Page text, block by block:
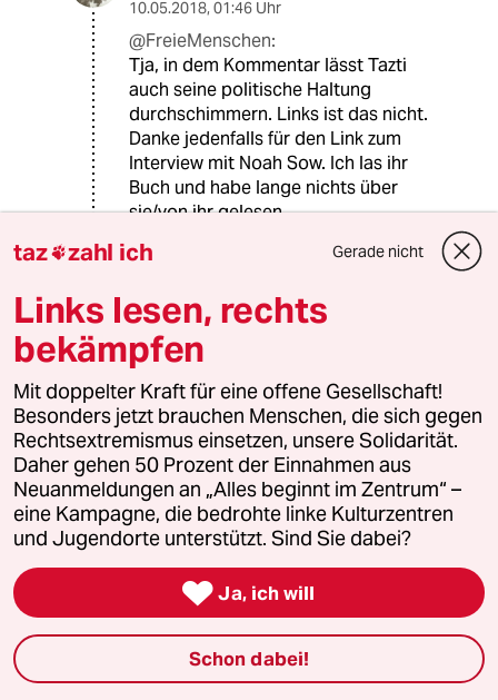
10.05.2018, 01:46 Uhr
@FreieMenschen:
Tja, in dem Kommentar lässt Tazti
auch seine politische Haltung
durchschimmern. Links ist das nicht.
Danke jedenfalls für den Link zum
Interview mit Noah Sow. Ich las ihr
Buch und habe lange nichts über
sie/von ihr gelesen.
R rero
10.05.2018, 00:49 Uhr
@FreieMenschen:
Sorry, meine Meinung über
Kommentatoren bilde ich mir selbst.
Ich brauche definitiv nicht Sie, damit
Sie mir vorkauen, was ich meinen soll.
Und Möchtegern-Denunzianten
gewinnen bei mir nun gar keinen
Blumenstrauß.
Rudolf Fissner
09.05.2018,13:50 Uhr
taz zahl ich Gerade nicht
Links lesen, rechts
bekämpfen
Mit doppelter Kraft für eine offene Gesellschaft!
Besonders jetzt brauchen Menschen, die sich gegen
Rechtsextremismus einsetzen, unsere Solidarität.
Daher gehen 50 Prozent der Einnahmen aus
Neuanmeldungen an „Alles beginnt im Zentrum“ –
eine Kampagne, die bedrohte linke Kulturzentren
und Jugendorte unterstützt. Sind Sie dabei?
 Ja, ich will
Schon dabei!